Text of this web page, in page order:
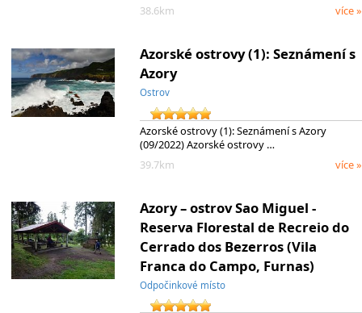
38.6km
více »
Azorské ostrovy (1): Seznámení s
Azory
Ostrov
Azorské ostrovy (1): Seznámení s Azory
(09/2022) Azorské ostrovy …
39.7km
více »
Azory – ostrov Sao Miguel -
Reserva Florestal de Recreio do
Cerrado dos Bezerros (Vila
Franca do Campo, Furnas)
Odpočinkové místo